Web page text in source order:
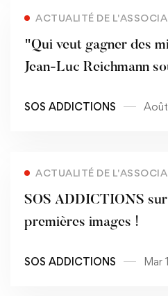
ACTUALITÉ DE
"Qui veut gagner des
Jean-Luc Reichmann
SOS ADDICTIONS
ACTUALITÉ DE
SOS ADDICTIONS
premières images !
SOS ADDICTIONS Mar